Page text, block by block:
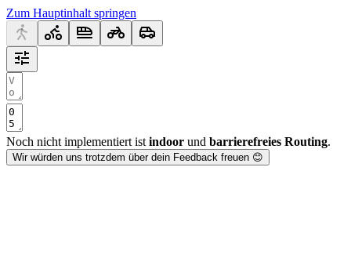
Zum Hauptinhalt springen
Noch nicht implementiert ist indoor und barrierefreies Routing.
Wir würden uns trotzdem über dein Feedback freuen 😊